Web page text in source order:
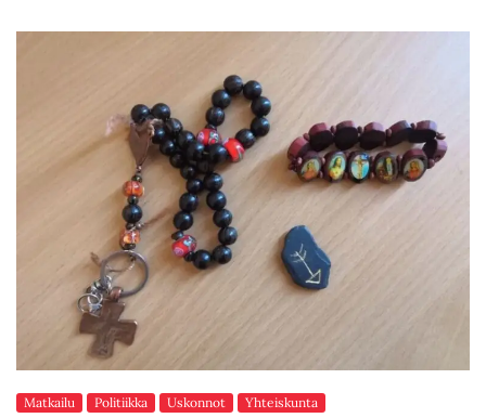
Matkailu Politiikka Uskonnot Yhteiskunta